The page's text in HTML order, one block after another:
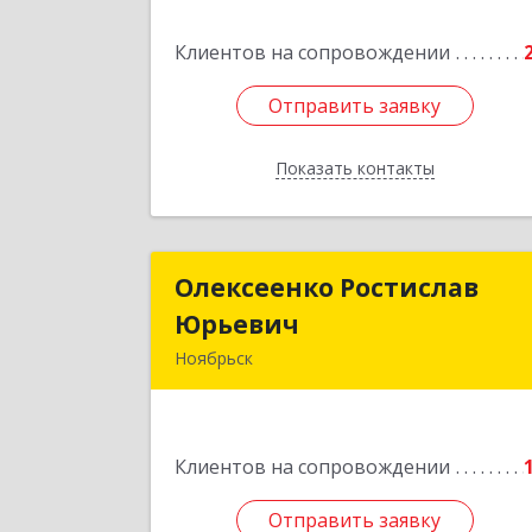
Клиентов на сопровождении
Отправить заявку
Показать контакты
Отправить заявку
Назад
Олексеенко Ростислав
Юрьевич
Ноябрьск
Клиентов на сопровождении 1
Отправить заявку
Олексеенко Ростислав
Подробнее
Отправить заявку